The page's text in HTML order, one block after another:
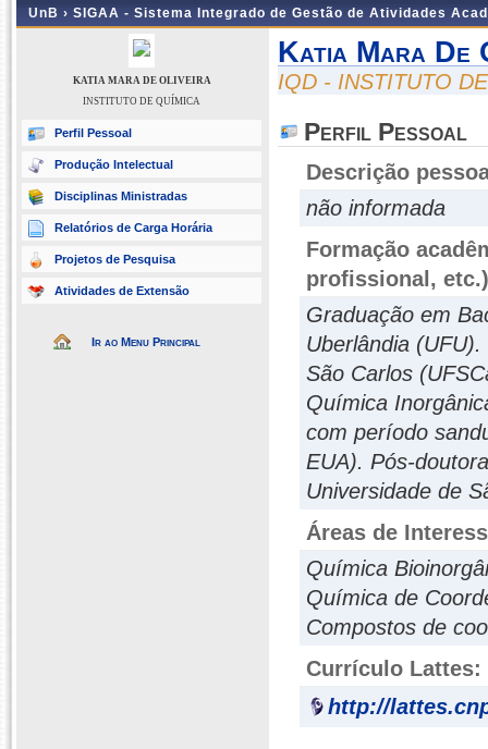
UnB › SIGAA - Sistema Integrado de Gestão de Atividades
KATIA MARA DE OLIVEIRA
INSTITUTO DE QUÍMICA
Perfil Pessoal
Produção Intelectual
Disciplinas Ministradas
Relatórios de Carga Horária
Projetos de Pesquisa
Atividades de Extensão
Ir ao Menu Principal
Katia Mara De
IQD - INSTITUTO
Perfil Pessoal
Descrição
não informada
Formação
profissional, etc.)
Graduação em
Uberlândia
São Carlos
Química
com período
EUA). Pós-
Universidade de
Áreas de
Química
Química de
Compostos de
Currículo Lattes:
http://